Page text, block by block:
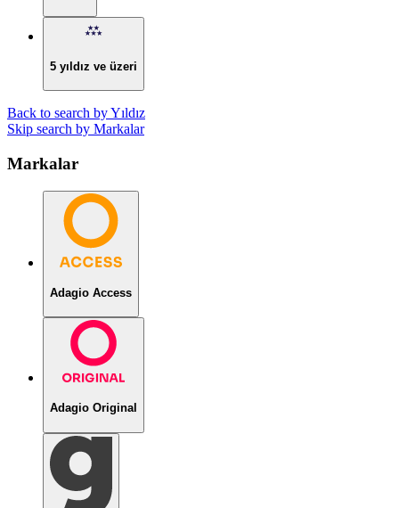
5 yıldız ve üzeri
Back to search by Yıldız
Skip search by Markalar
Markalar
Adagio Access
Adagio Original